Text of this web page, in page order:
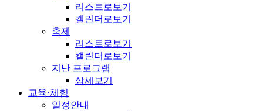
리스트로보기
캘린더로보기
축제
리스트로보기
캘린더로보기
지난 프로그램
상세보기
교육·체험
일정안내